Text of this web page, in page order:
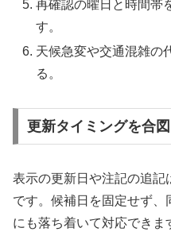
再確認の曜日と時間帯
す。
天候急変や交通混雑の
る。
更新タイミングを合
表示の更新日や注記の追記
です。候補日を固定せず
にも落ち着いて対応できま